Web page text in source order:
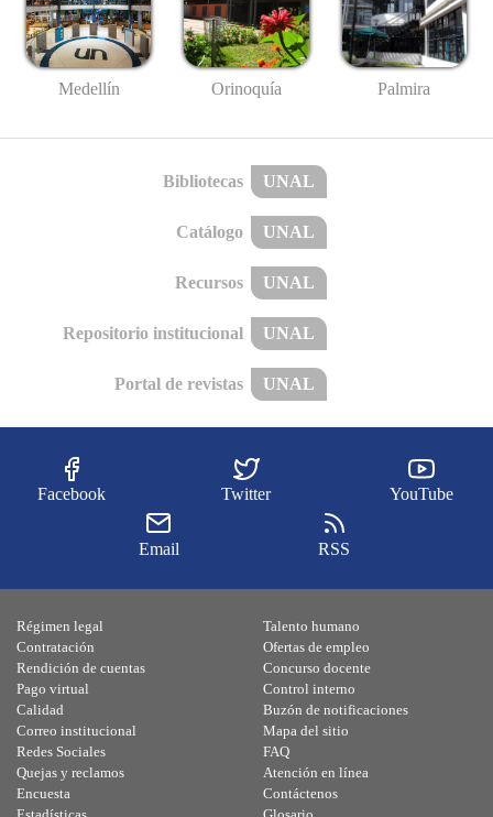
Medellín Orinoquía Palmira
Bibliotecas UNAL
Catálogo UNAL
Recursos UNAL
Repositorio institucional UNAL
Portal de revistas UNAL
Facebook Twitter YouTube
Email RSS
Régimen legal
Contratación
Rendición de cuentas
Pago virtual
Calidad
Talento humano
Ofertas de empleo
Concurso docente
Control interno
Buzón de notificaciones
Correo institucional
Redes Sociales
Quejas y reclamos
Encuesta
Mapa del sitio
FAQ
Atención en línea
Contáctenos